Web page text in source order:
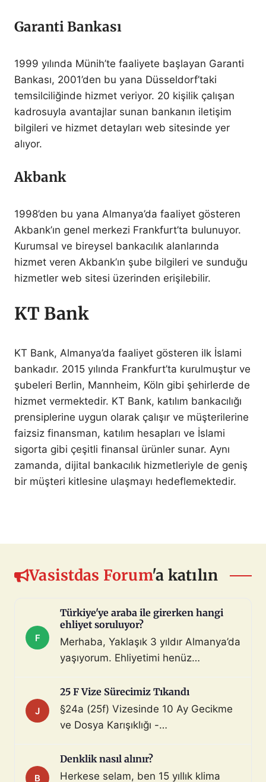
Garanti Bankası
1999 yılında Münih’te faaliyete başlayan Garanti
Bankası, 2001’den bu yana Düsseldorf’taki
temsilciliğinde hizmet veriyor. 20 kişilik çalışan
kadrosuyla avantajlar sunan bankanın iletişim
bilgileri ve hizmet detayları web sitesinde yer
alıyor.
Akbank
1998’den bu yana Almanya’da faaliyet gösteren
Akbank’ın genel merkezi Frankfurt’ta bulunuyor.
Kurumsal ve bireysel bankacılık alanlarında
hizmet veren Akbank’ın şube bilgileri ve sunduğu
hizmetler web sitesi üzerinden erişilebilir.
KT Bank
KT Bank, Almanya’da faaliyet gösteren ilk İslami
bankadır. 2015 yılında Frankfurt’ta kurulmuştur ve
şubeleri Berlin, Mannheim, Köln gibi şehirlerde de
hizmet vermektedir. KT Bank, katılım bankacılığı
prensiplerine uygun olarak çalışır ve müşterilerine
faizsiz finansman, katılım hesapları ve İslami
sigorta gibi çeşitli finansal ürünler sunar. Aynı
zamanda, dijital bankacılık hizmetleriyle de geniş
bir müşteri kitlesine ulaşmayı hedeflemektedir.
Vasistdas Forum'a katılın
F
Türkiye'ye araba ile girerken hangi
ehliyet soruluyor?
Merhaba, Yaklaşık 3 yıldır Almanya’da
yaşıyorum. Ehliyetimi henüz
çoktan halletmem gerekiyordu ama
maalesef yapmadım). Diyelim ki bir
araç satın aldım ve gerekli tüm
ehliyeti olan biri aracı kullanarak beni
Türkiye sınır […]
J
25 F Vize Sürecimiz Tıkandı
§24a (25f) Vizesinde 10 Ay Gecikme
ve Dosya Karışıklığı -
Merhaba, §24a BeschV (Profesyonel
Sürücü) vize sürecimizde 10 ayı
B
Denklik nasıl alınır?
Herkese selam, ben 15 yıllık klima